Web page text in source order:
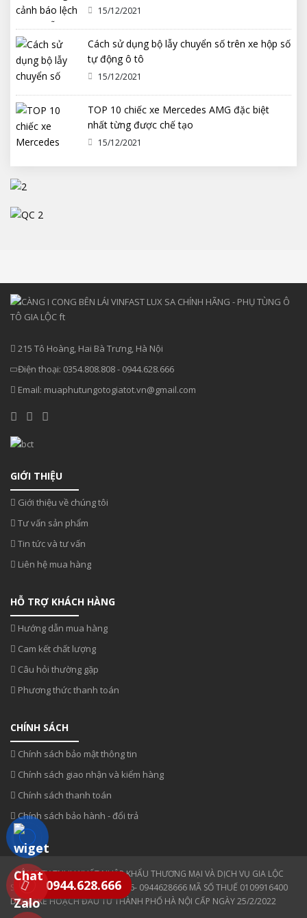
15/12/2021
Cách sử dụng bộ lẫy chuyển số trên xe hộp số
tự động ô tô
15/12/2021
TOP 10 chiếc xe Mercedes AMG đặc biệt
nhất từng được chế tạo
15/12/2021
215 Tô Hoàng, Hai Bà Trưng, Hà Nội
Điện thoại: 0354.808.808- 0944.628.666
Email: muaphutungotogiatot.vn@gmail.com
GIỚI THIỆU
Giới thiệu về chúng tôi
Tư vấn sản phẩm
Tin tức và tư vấn
Liên hệ mua hàng
HỖ TRỢ KHÁCH HÀNG
Hướng dẫn mua hàng
Cam kết chất lượng
Câu hỏi thường gặp
Phương thức thanh toán
CHÍNH SÁCH
Chính sách bảo mật thông tin
Chính sách giao nhận và kiểm hàng
Chính sách thanh toán
Chính sách bảo hành - đổi trả
CÔNG TY TNHH XUẤT NHẬP KHẨU THƯƠNG MẠI VÀ DỊCH VỤ GIA LỘC
SĐT: 0354 808 808- 0943330886- 0944628666 MÃ SỐ THUẾ 0109916400
DO SỞ KẾ HOẠCH ĐẦU TƯ THÀNH PHỐ HÀ NỘI CẤP NGÀY 25/2/2022
0944.628.666